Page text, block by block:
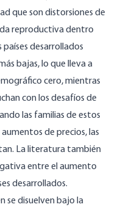
que son distorsiones de
reproductiva dentro
países desarrollados
bajas, lo que lleva a
cero, mientras
con los desafíos de
las familias de estos
de precios, las
La literatura también
entre el aumento
desarrollados.
se disuelven bajo la